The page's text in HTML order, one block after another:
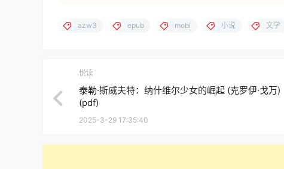
azw3 epub mobi 小说 文学
悦读
泰勒·斯威夫特：纳什维尔少女的崛起 (克罗伊·戈万)
(pdf)
2025-3-29 17:35:40